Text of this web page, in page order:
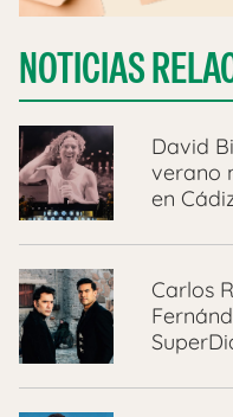
NOTICIAS
David
verano
en
Carlos